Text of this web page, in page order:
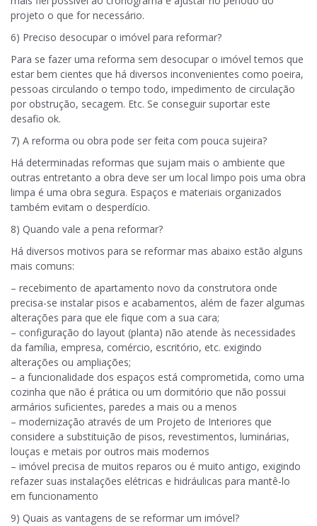
projeto o que for necessário.
6) Preciso desocupar o imóvel para reformar?
Para se fazer uma reforma sem desocupar o imóvel temos que
estar bem cientes que há diversos inconvenientes como poeira,
pessoas circulando o tempo todo, impedimento de circulação
por obstrução, secagem. Etc. Se conseguir suportar este
desafio ok.
7) A reforma ou obra pode ser feita com pouca sujeira?
Há determinadas reformas que sujam mais o ambiente que
outras entretanto a obra deve ser um local limpo pois uma obra
limpa é uma obra segura. Espaços e materiais organizados
também evitam o desperdício.
8) Quando vale a pena reformar?
Há diversos motivos para se reformar mas abaixo estão alguns
mais comuns:
– recebimento de apartamento novo da construtora onde
precisa-se instalar pisos e acabamentos, além de fazer algumas
alterações para que ele fique com a sua cara;
– configuração do layout (planta) não atende às necessidades
da família, empresa, comércio, escritório, etc. exigindo
alterações ou ampliações;
– a funcionalidade dos espaços está comprometida, como uma
cozinha que não é prática ou um dormitório que não possui
armários suficientes, paredes a mais ou a menos
– modernização através de um Projeto de Interiores que
considere a substituição de pisos, revestimentos, luminárias,
louças e metais por outros mais modernos
– imóvel precisa de muitos reparos ou é muito antigo, exigindo
refazer suas instalações elétricas e hidráulicas para mantê-lo
em funcionamento
9) Quais as vantagens de se reformar um imóvel?